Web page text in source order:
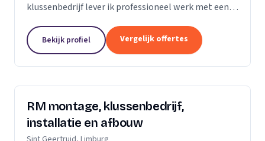
klussenbedrijf lever ik professioneel werk met een
woning of bedrijfspand binnen enkele dagen
geregeld? Ik...
Bekijk profiel Vergelijk offertes
RM montage, klussenbedrijf,
installatie en afbouw